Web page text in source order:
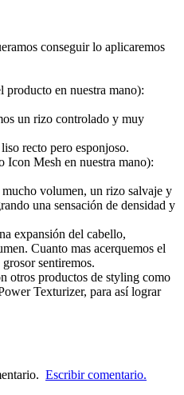
conseguir lo aplicaremos
producto en nuestra mano):
un rizo controlado y muy
recto pero esponjoso.
Icon Mesh en nuestra mano):
mucho volumen, un rizo salvaje y
una sensación de densidad y
expansión del cabello,
Cuanto mas acerquemos el
sentiremos.
otros productos de styling como
Texturizer, para así lograr
Escribir comentario.